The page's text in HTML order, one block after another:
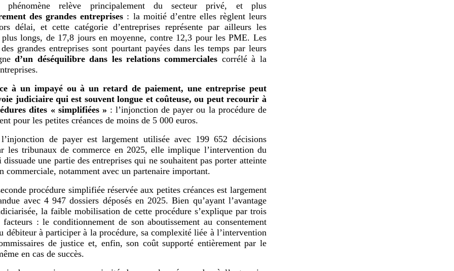
phénomène relève principalement du secteur privé, et plus
des grandes entreprises : la moitié d’entre elles règlent leurs
délai, et cette catégorie d’entreprises représente par ailleurs les
plus longs, de 17,8 jours en moyenne, contre 12,3 pour les PME. Les
grandes entreprises sont pourtant payées dans les temps par leurs
d’un déséquilibre dans les relations commerciales corrélé à la
à un impayé ou à un retard de paiement, une entreprise peut
judiciaire qui est souvent longue et coûteuse, ou peut recourir à
dites « simplifiées » : l’injonction de payer ou la procédure de
pour les petites créances de moins de 5 000 euros.
de payer est largement utilisée avec 199 652 décisions
les tribunaux de commerce en 2025, elle implique l’intervention du
dissuade une partie des entreprises qui ne souhaitent pas porter atteinte
commerciale, notamment avec un partenaire important.
procédure simplifiée réservée aux petites créances est largement
avec 4 947 dossiers déposés en 2025. Bien qu’ayant l’avantage
la faible mobilisation de cette procédure s’explique par trois
: le conditionnement de son aboutissement au consentement
débiteur à participer à la procédure, sa complexité liée à l’intervention
de justice et, enfin, son coût supporté entièrement par le
en cas de succès.